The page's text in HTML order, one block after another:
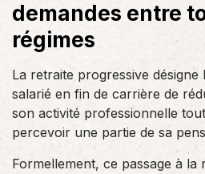
demandes entre
régimes
La retraite progressive
salarié en fin de carrière de
son activité professionnelle
percevoir une partie de sa
Formellement, ce passage à la